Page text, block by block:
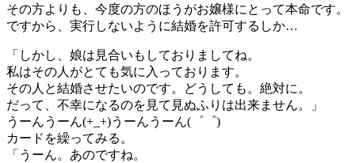
その方よりも、今度の方のほうがお嬢様にとって本命です。
ですから、実行しないように結婚を許可するしか…
「しかし、娘は見合いもしておりましてね。
私はその人がとても気に入っております。
その人と結婚させたいのです。どうしても。絶対に。
だって、不幸になるのを見て見ぬふりは出来ません。」
うーんうーん(+_+)うーんうーん(゜゜)
カードを繰ってみる。
「うーん。あのですね。